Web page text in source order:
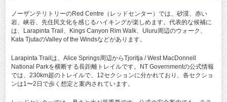
ノーザンテリトリーのRed Centre（レッドセンター）では、砂漠、赤い
岩、峡谷、先住民文化を感じるハイキングが楽しめます。代表的な候補に
は、Larapinta Trail、Kings Canyon Rim Walk、Uluru周辺のウォーク、
Kata TjutaのValley of the Windsなどがあります。
Larapinta Trailは、Alice Springs周辺からTjoritja / West MacDonnell
National Parkを横断する長距離トレイルです。NT Governmentの公式情報
では、230km超のトレイルで、12セクションに分かれており、各セクショ
ンは1〜2日で歩く想定と案内されています。